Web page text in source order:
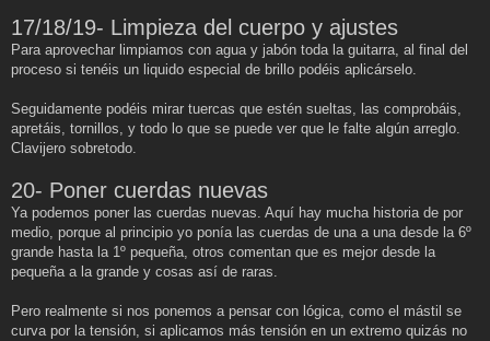
17/18/19- Limpieza del cuerpo y ajustes
Para aprovechar limpiamos con agua y jabón toda la guitarra, al final del
proceso si tenéis un liquido especial de brillo podéis aplicárselo.
Seguidamente podéis mirar tuercas que estén sueltas, las comprobáis,
apretáis, tornillos, y todo lo que se puede ver que le falte algún arreglo.
Clavijero sobretodo.
20- Poner cuerdas nuevas
Ya podemos poner las cuerdas nuevas. Aquí hay mucha historia de por
medio, porque al principio yo ponía las cuerdas de una a una desde la 6º
grande hasta la 1º pequeña, otros comentan que es mejor desde la
pequeña a la grande y cosas así de raras.
Pero realmente si nos ponemos a pensar con lógica, como el mástil se
curva por la tensión, si aplicamos más tensión en un extremo quizás no